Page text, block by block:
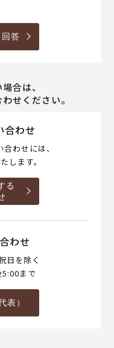
答
合は、
せください。
合わせ
わせには、
します。
る
わせ
日を除く
まで
表）